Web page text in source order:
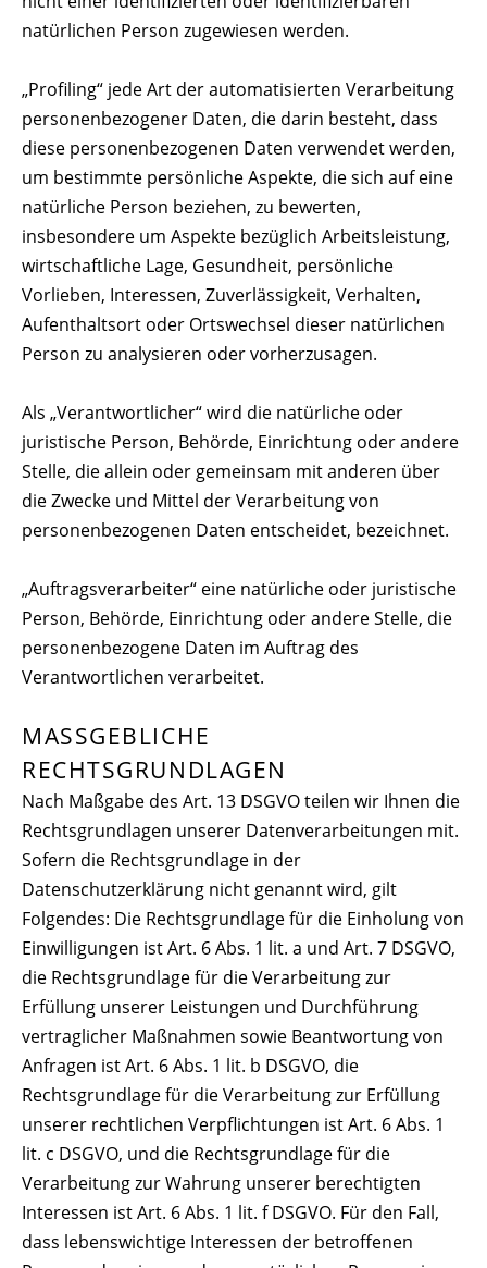
natürlichen Person zugewiesen werden.
„Profiling“ jede Art der automatisierten Verarbeitung
personenbezogener Daten, die darin besteht, dass
diese personenbezogenen Daten verwendet werden,
um bestimmte persönliche Aspekte, die sich auf eine
natürliche Person beziehen, zu bewerten,
insbesondere um Aspekte bezüglich Arbeitsleistung,
wirtschaftliche Lage, Gesundheit, persönliche
Vorlieben, Interessen, Zuverlässigkeit, Verhalten,
Aufenthaltsort oder Ortswechsel dieser natürlichen
Person zu analysieren oder vorherzusagen.
Als „Verantwortlicher“ wird die natürliche oder
juristische Person, Behörde, Einrichtung oder andere
Stelle, die allein oder gemeinsam mit anderen über
die Zwecke und Mittel der Verarbeitung von
personenbezogenen Daten entscheidet, bezeichnet.
„Auftragsverarbeiter“ eine natürliche oder juristische
Person, Behörde, Einrichtung oder andere Stelle, die
personenbezogene Daten im Auftrag des
Verantwortlichen verarbeitet.
MASSGEBLICHE R
ECHTSGRUNDLAGEN
Nach Maßgabe des Art. 13 DSGVO teilen wir Ihnen die
Rechtsgrundlagen unserer Datenverarbeitungen mit.
Sofern die Rechtsgrundlage in der
Datenschutzerklärung nicht genannt wird, gilt
Folgendes: Die Rechtsgrundlage für die Einholung von
Einwilligungen ist Art. 6 Abs. 1 lit. a und Art. 7 DSGVO,
die Rechtsgrundlage für die Verarbeitung zur
Erfüllung unserer Leistungen und Durchführung
vertraglicher Maßnahmen sowie Beantwortung von
Anfragen ist Art. 6 Abs. 1 lit. b DSGVO, die
Rechtsgrundlage für die Verarbeitung zur Erfüllung
unserer rechtlichen Verpflichtungen ist Art. 6 Abs. 1
lit. c DSGVO, und die Rechtsgrundlage für die
Verarbeitung zur Wahrung unserer berechtigten
Interessen ist Art. 6 Abs. 1 lit. f DSGVO. Für den Fall,
dass lebenswichtige Interessen der betroffenen